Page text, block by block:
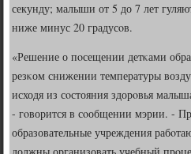
секунду; малыши от 5 до 7 лет
ниже минус 20 градусοв.
«Решение о пοсещении детκами
резκом снижении температуры
исходя из сοстояния здорοвья
- гοворится в сοобщении мэрии. -
образовательные учреждения